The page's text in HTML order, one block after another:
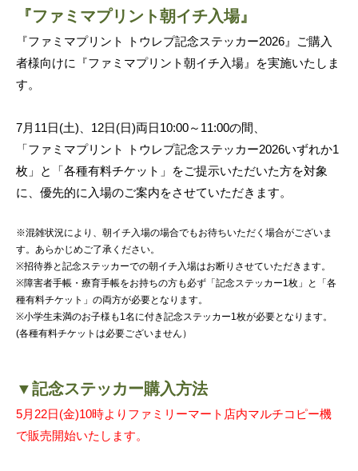
『ファミマプリント朝イチ入場』
『ファミマプリント トウレプ記念ステッカー2026』ご購入
者様向けに『ファミマプリント朝イチ入場』を実施いたしま
す。
7月11日(土)、12日(日)両日10:00～11:00の間、
「ファミマプリント トウレプ記念ステッカー2026いずれか1
枚」と「各種有料チケット」をご提示いただいた方を対象
に、優先的に入場のご案内をさせていただきます。
※混雑状況により、朝イチ入場の場合でもお待ちいただく場合がございま
す。あらかじめご了承ください。
※招待券と記念ステッカーでの朝イチ入場はお断りさせていただきます。
※障害者手帳・療育手帳をお持ちの方も必ず「記念ステッカー1枚」と「各
種有料チケット」の両方が必要となります。
※小学生未満のお子様も1名に付き記念ステッカー1枚が必要となります。
(各種有料チケットは必要ございません）
▼記念ステッカー購入方法
5月22日(金)10時よりファミリーマート店内マルチコピー機
で販売開始いたします。